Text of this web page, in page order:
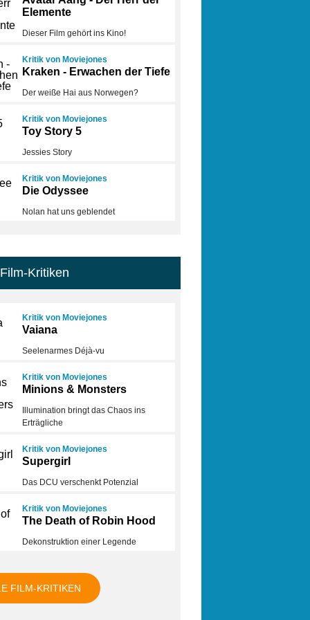
Elemente
Dieser Film gehört ins Kino!
Kritik von Moviejones
Kraken - Erwachen der Tiefe
Der weiße Hai aus Norwegen?
Kritik von Moviejones
Toy Story 5
Jessies Story
Kritik von Moviejones
Die Odyssee
Nolan hat uns geblendet
Kritiken
Kritik von Moviejones
Vaiana
Seelenarmes Déjà-vu
Kritik von Moviejones
Minions & Monsters
Illumination bringt das Chaos ins
Erträgliche
Kritik von Moviejones
Supergirl
Das DCU verschenkt Potenzial
Kritik von Moviejones
The Death of Robin Hood
Dekonstruktion einer Legende
FILM-KRITIKEN